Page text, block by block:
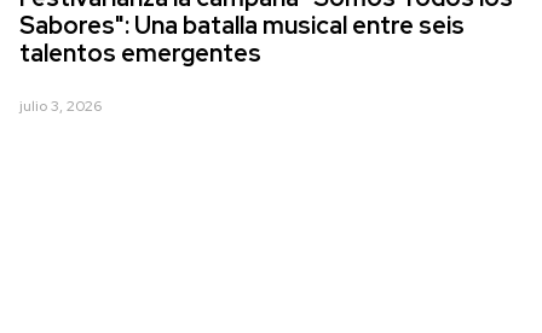
Sabores": Una batalla musical entre seis
talentos emergentes
julio 3, 2026